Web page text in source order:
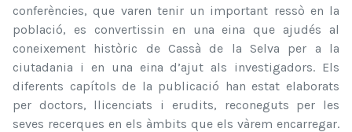
conferències, que varen tenir un important ressò en la
població, es convertissin en una eina que ajudés al
coneixement històric de Cassà de la Selva per a la
ciutadania i en una eina d’ajut als investigadors. Els
diferents capítols de la publicació han estat elaborats
per doctors, llicenciats i erudits, reconeguts per les
seves recerques en els àmbits que els vàrem encarregar.